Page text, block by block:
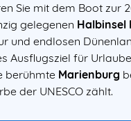
Sie mit dem Boot zur
gelegenen Halbinsel
und endlosen
Ausflugsziel für
berühmte Marienburg
der UNESCO zählt.